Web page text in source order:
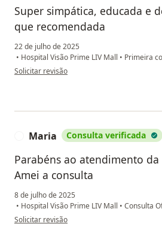
Super simpática, educada e
que recomendada
22 de julho de 2025
• Hospital Visão Prime LIV Mall • Primeira
na opinião do utilizador Daniella Tomaz
Solicitar revisão
Maria Consulta verificada
Parabéns ao atendimento da
Amei a consulta
8 de julho de 2025
• Hospital Visão Prime LIV Mall • Consulta
na opinião do utilizador Maria
Solicitar revisão